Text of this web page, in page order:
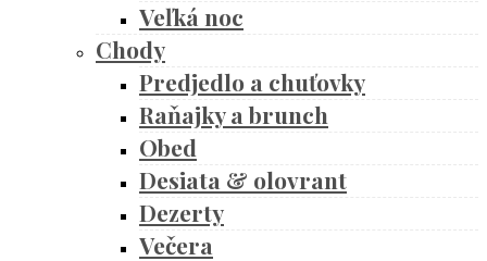
Veľká noc
Chody
Predjedlo a chuťovky
Raňajky a brunch
Obed
Desiata & olovrant
Dezerty
Večera